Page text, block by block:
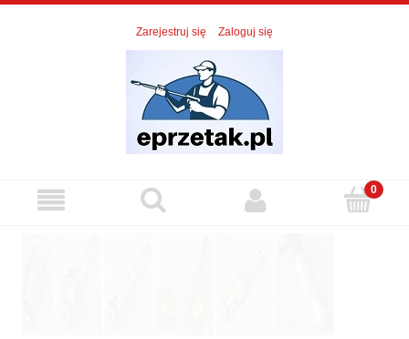
Zarejestruj się Zaloguj się